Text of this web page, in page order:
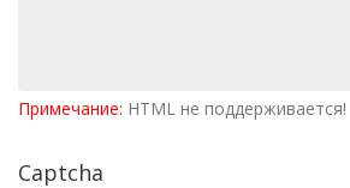
Примечание: HTML не поддерживается!
Captcha